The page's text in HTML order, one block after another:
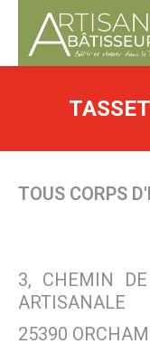
TOUS CORPS
3, CHEMIN
ARTISANALE
25390